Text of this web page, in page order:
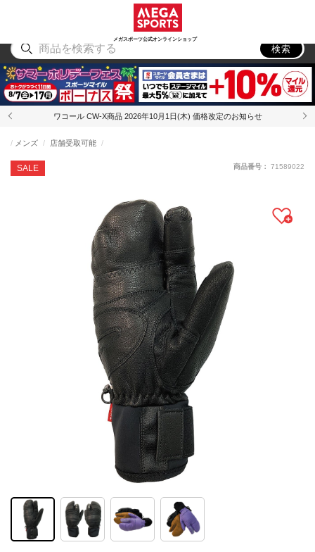
メガスポーツ公式オンラインショップ
アウトドア
検索
ワコール CW-X商品 2026年10月1日(木) 価格改定のお知らせ
SALE
メンズ 店舗受取可能
商品番号： 71589022